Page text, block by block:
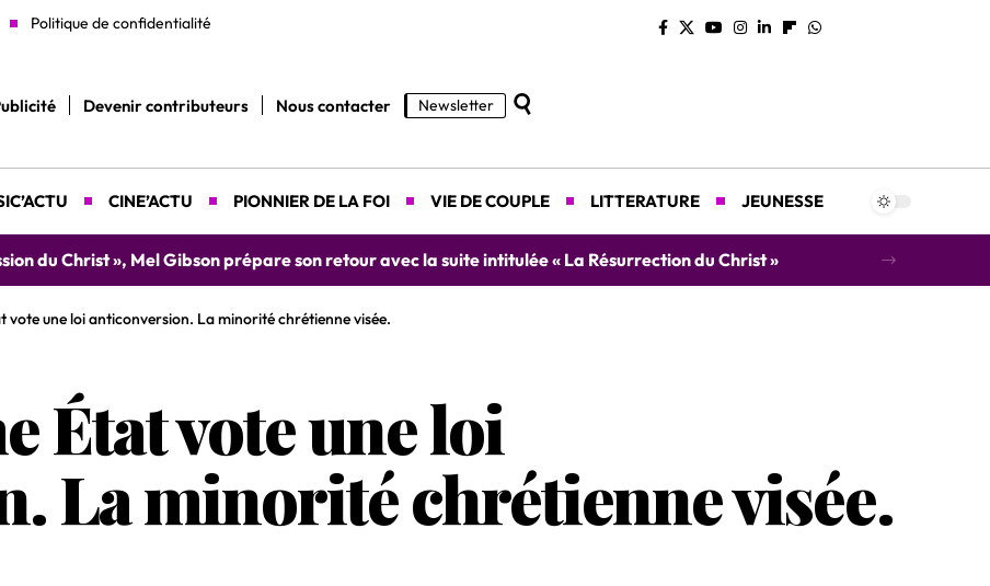
Politique de confidentialité
Devenir contributeurs Nous contacter Newsletter
CINE’ACTU PIONNIER DE LA FOI VIE DE COUPLE LITTERATURE JEUNESSE
La Résurrection du Christ »
vote une loi anticonversion. La minorité chrétienne visée.
État vote une loi
La minorité chrétienne visée.